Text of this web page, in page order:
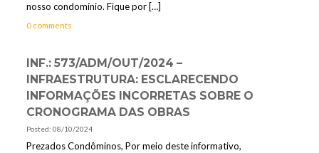
nosso condomínio. Fique por[…]
0 comments
INF.: 573/ADM/OUT/2024 –
INFRAESTRUTURA: ESCLARECENDO
INFORMAÇÕES INCORRETAS SOBRE O
CRONOGRAMA DAS OBRAS
Posted: 08/10/2024
Prezados Condôminos, Por meio deste informativo,